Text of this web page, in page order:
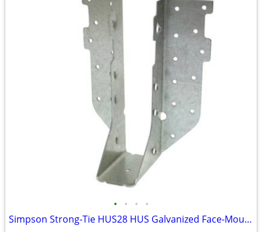
• • • •
Simpson Strong-Tie HUS28 HUS Galvanized Face-Mount Joist Hanger